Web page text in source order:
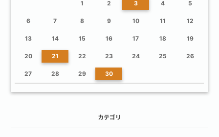
1 2 3 4 5
6 7 8 9 10 11 12
13 14 15 16 17 18 19
20 21 22 23 24 25 26
27 28 29 30
カテゴリ